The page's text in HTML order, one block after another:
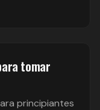
tomar
principiantes